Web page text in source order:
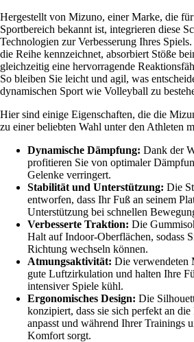
Hergestellt von Mizuno, einer Marke, die
Sportbereich bekannt ist, integrieren diese
Technologien zur Verbesserung Ihres
die Reihe kennzeichnet, absorbiert Stöße
gleichzeitig eine hervorragende
So bleiben Sie leicht und agil, was
dynamischen Sport wie Volleyball zu
Hier sind einige Eigenschaften, die die
zu einer beliebten Wahl unter den Athleten
Dynamische Dämpfung: Dank der
profitieren Sie von optimaler
Gelenke verringert.
Stabilität und Unterstützung: Die
entworfen, dass Ihr Fuß an seinem
Unterstützung bei schnellen
Verbesserte Traktion: Die
Halt auf Indoor-Oberflächen, sodass
Richtung wechseln können.
Atmungsaktivität: Die verwendeten
gute Luftzirkulation und halten Ihre
intensiver Spiele kühl.
Ergonomisches Design: Die
konzipiert, dass sie sich perfekt an
anpasst und während Ihrer Trainings
Komfort sorgt.